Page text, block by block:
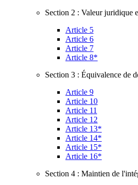
Section 2 : Valeur juridique
Article 5
Article 6
Article 7
Article 8*
Section 3 : Équivalence de
Article 9
Article 10
Article 11
Article 12
Article 13*
Article 14*
Article 15*
Article 16*
Section 4 : Maintien de